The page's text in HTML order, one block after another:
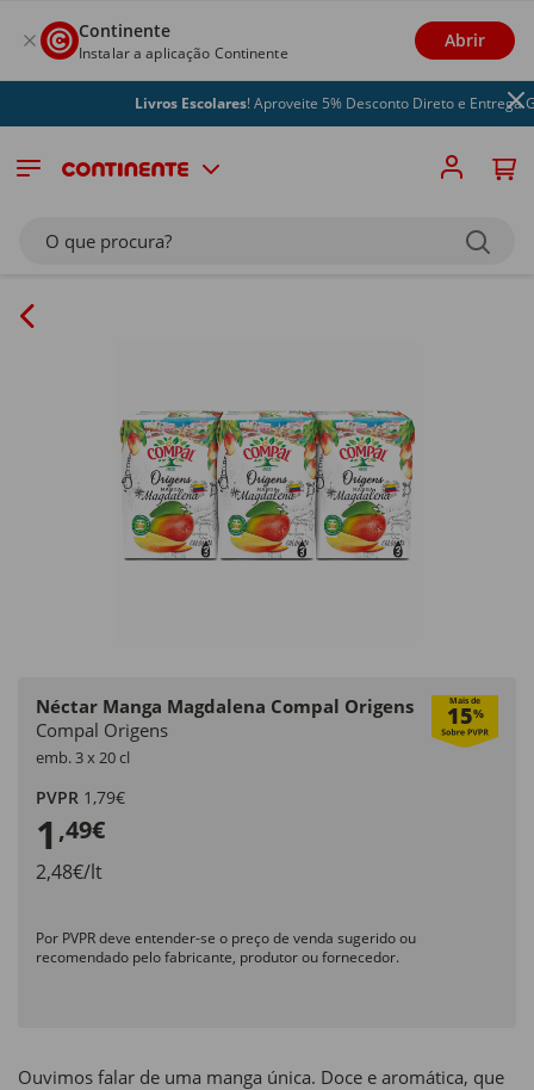
Continente
Instalar a aplicação Continente
Abrir
Livros Escolares! Aproveite 5% Desconto Direto e Entrega
O que procura?
Néctar Manga Magdalena Compal Origens Mais de
15%
Compal Origens
emb. 3 x 20 cl
PVPR 1,79€
1 ,49€
2,48€/lt
Por PVPR deve entender-se o preço de venda sugerido ou
recomendado pelo fabricante, produtor ou fornecedor.
Ouvimos falar de uma manga única. Doce e aromática, que